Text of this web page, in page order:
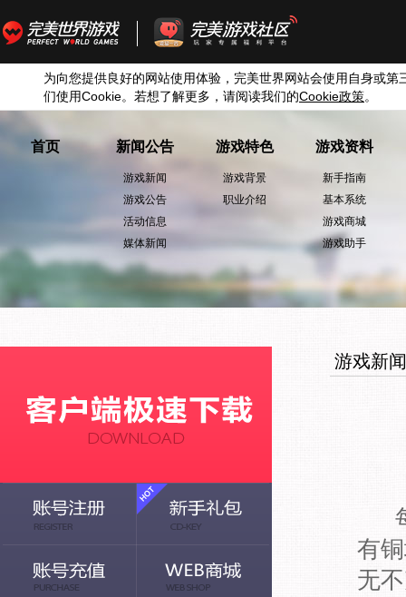
为向您提供良好的网站使用体验，完美世界网站会使用自身或第
们使用Cookie。若想了解更多，请阅读我们的Cookie政策。
首页 新闻公告
游戏新闻
游戏公告
活动信息
媒体新闻
游戏特色
游戏背景
职业介绍
游戏资料
新手指南
基本系统
游戏商城
游戏助手
游戏新闻
有
无